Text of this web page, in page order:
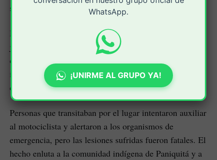
sábado 20 de junio.
El siniestro se presentó en el sector de El Cairo, en
jurisdicción de Cajibío, sobre la vía Panamericana que
comunica a Popayán con Cali. Según las primeras
informaciones, el hombre se desplazaba en motocicleta
cuando impactó contra un vehículo de carga.
Personas que transitaban por el lugar intentaron auxiliar
al motociclista y alertaron a los organismos de
emergencia, pero las lesiones sufridas fueron fatales. El
hecho enluta a la comunidad indígena de Paniquitá y a
WhatsApp.
¡UNIRME AL GRUPO YA!